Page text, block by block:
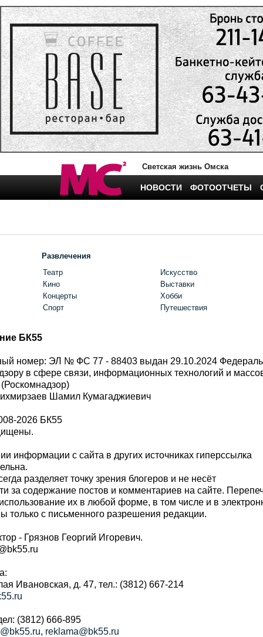
Светская жизнь Омска
НОВОСТИ ФОТООТЧЕТЫ
Развлечения
Театр
Кино
Концерты
Спорт
Искусство
Выставки
Хобби
Путешествия
БК55
номер: ЭЛ № ФС 77 - 88403 выдан 29.10.2024
в сфере связи, информационных технологий и
Шамил Кумагаджиевич
2026 БК55
информации с сайта в других источниках гиперссылка
разделяет точку зрения блогеров и не несёт
за содержание постов и комментариев на сайте.
их в любой форме, в том числе и в
с письменного разрешения редакции.
- Грязнов Георгий Игоревич.
Ивановская, д. 47, тел.: (3812) 667-214
(3812) 666-895
, reklama@bk55.ru